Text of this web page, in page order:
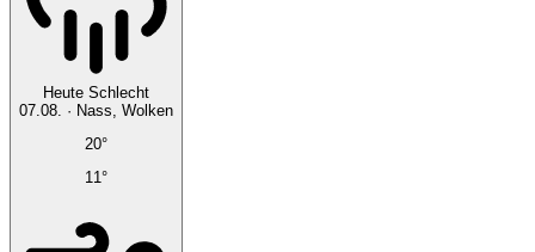
Heute Schlecht
07.08. ·
Nass, Wolken
20°
11°